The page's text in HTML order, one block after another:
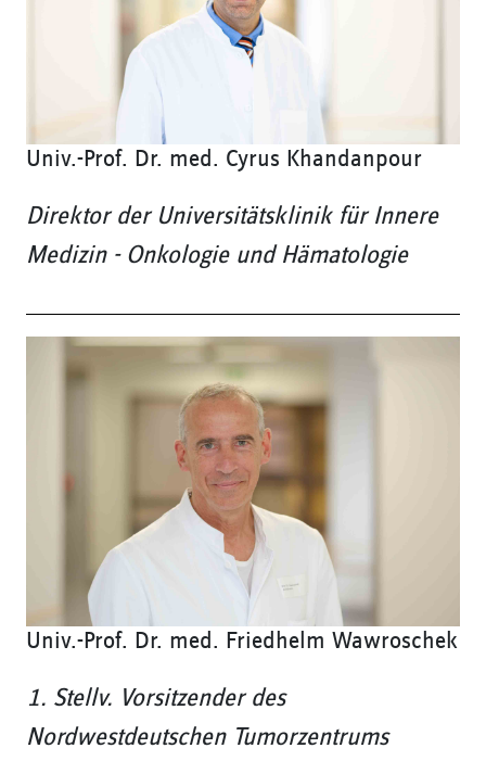
Univ.-Prof. Dr. med. Cyrus Khandanpour
Direktor der Universitätsklinik für Innere
Medizin - Onkologie und Hämatologie
Univ.-Prof. Dr. med. Friedhelm Wawroschek
1. Stellv. Vorsitzender des
Nordwestdeutschen Tumorzentrums